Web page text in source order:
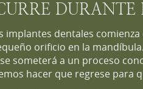
DURANTE
implantes dentales
orificio en la
someterá a un proceso
hacer que regrese para